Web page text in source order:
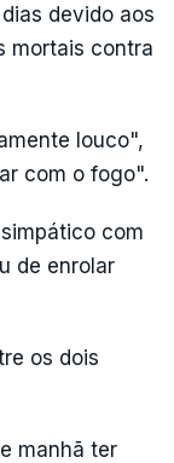
devido aos
mortais contra
louco",
com o fogo".
com
de enrolar
os dois
manhã ter